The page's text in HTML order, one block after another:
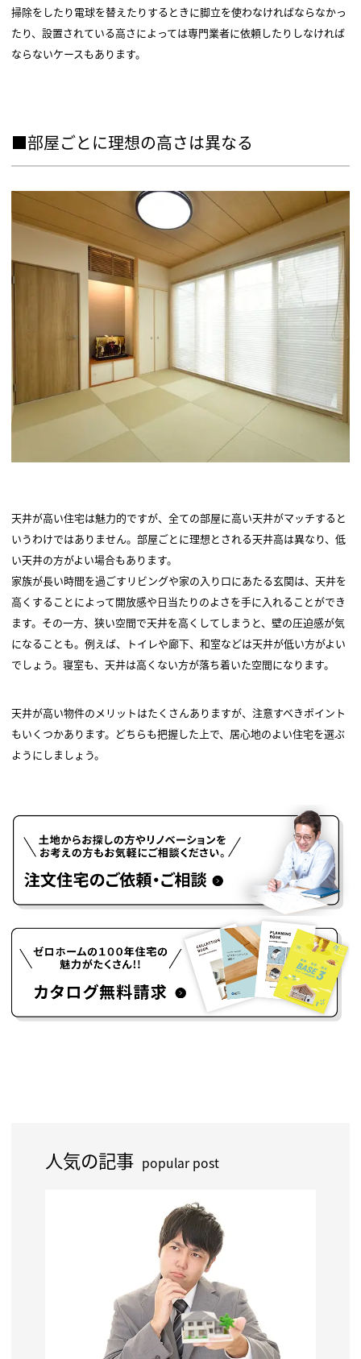
掃除をしたり電球を替えたりするときに脚立を使わなければならなかっ
たり、設置されている高さによっては専門業者に依頼したりしなければ
ならないケースもあります。
■部屋ごとに理想の高さは異なる
天井が高い住宅は魅力的ですが、全ての部屋に高い天井がマッチすると
いうわけではありません。部屋ごとに理想とされる天井高は異なり、低
い天井の方がよい場合もあります。
家族が長い時間を過ごすリビングや家の入り口にあたる玄関は、天井を
高くすることによって開放感や日当たりのよさを手に入れることができ
ます。その一方、狭い空間で天井を高くしてしまうと、壁の圧迫感が気
になることも。例えば、トイレや廊下、和室などは天井が低い方がよい
でしょう。寝室も、天井は高くない方が落ち着いた空間になります。
天井が高い物件のメリットはたくさんありますが、注意すべきポイント
もいくつかあります。どちらも把握した上で、居心地のよい住宅を選ぶ
ようにしましょう。
人気の記事 popular post